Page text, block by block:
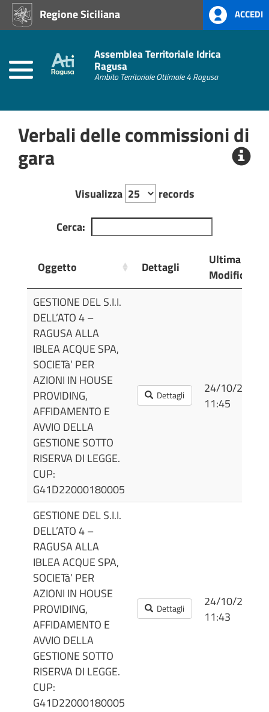
Regione Siciliana ACCEDI
Assemblea Territoriale Idrica
Ragusa
Ambito Territoriale Ottimale 4 Ragusa
Home
Amministrativi
(L.R.
Amministrazione
Trasparente
Verbali delle commissioni di
gara
Visualizza
records
Cerca:
Oggetto Dettagli
Ultima
Modifica
Oggetto
GESTIONE DEL S.I.I.
DELL’ATO 4 –
RAGUSA ALLA
IBLEA ACQUE SPA,
SOCIETà’ PER
AZIONI IN HOUSE
PROVIDING,
AFFIDAMENTO E
AVVIO DELLA
GESTIONE SOTTO
RISERVA DI LEGGE.
CUP:
G41D22000180005
Dettagli
24/10/2022
11:45
GESTIONE DEL S.I.I.
DELL’ATO 4 –
RAGUSA ALLA
IBLEA ACQUE SPA,
SOCIETà’ PER
AZIONI IN HOUSE
PROVIDING,
AFFIDAMENTO E
AVVIO DELLA
GESTIONE SOTTO
RISERVA DI LEGGE.
CUP:
G41D22000180005
Dettagli
24/10/2022
11:43